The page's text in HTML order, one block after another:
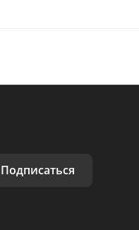
Подписаться